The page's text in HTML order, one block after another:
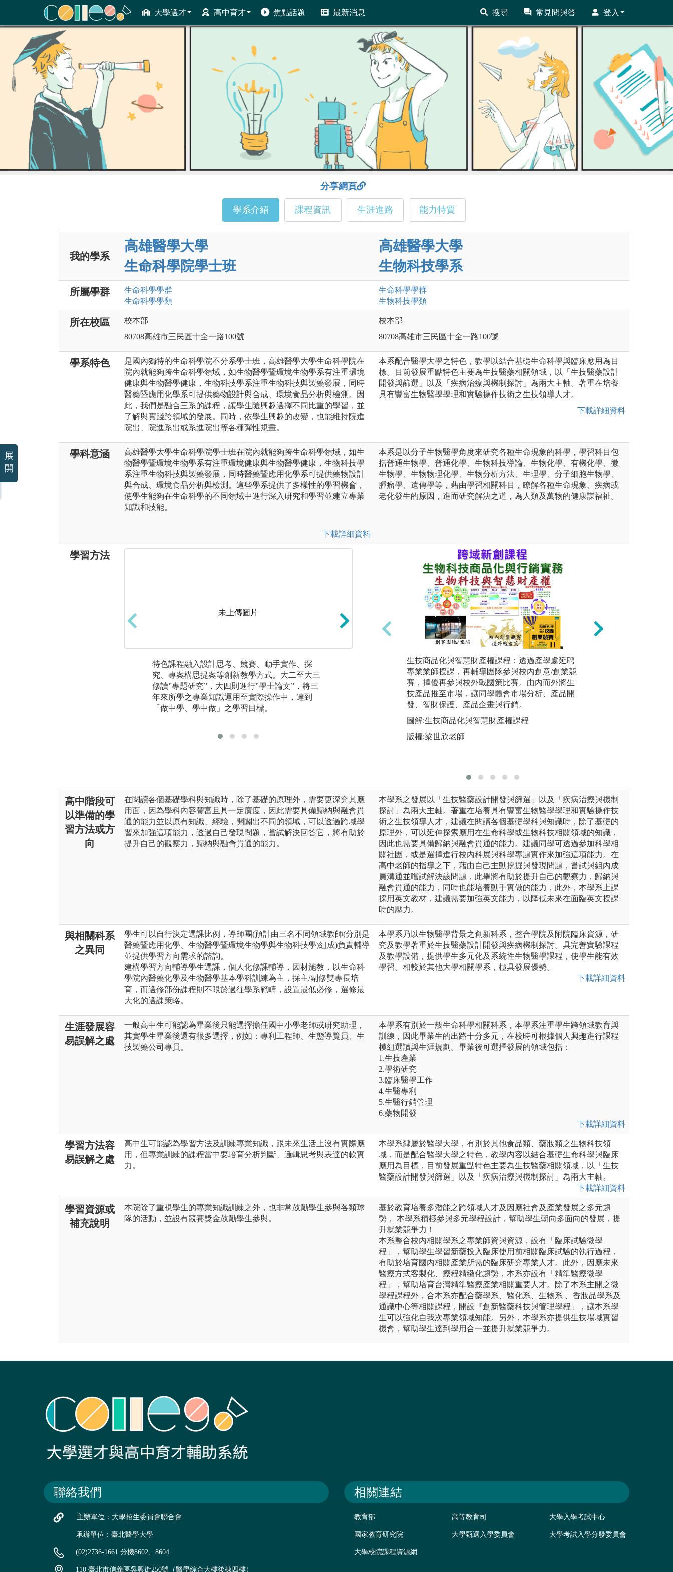
大學選才 高中育才 焦點話題 最新消息 搜尋 常見問與答 登入
ColleGo! 大學選才與高中育才輔助系統
分享網頁
學系介紹 課程資訊 生涯進路 能力特質
我的學系
高雄醫學大學
生命科學院學士班
高雄醫學大學
生物科技學系
所屬學群 生命科學學群
生命科學學類
生命科學學群
生物科技學類
所在校區
校本部
80708高雄市三民區十全一路100號
校本部
80708高雄市三民區十全一路100號
學系特色
是國內獨特的生命科學院不分系學士班，高雄醫學大學生命科學院在
院內就能夠跨生命科學領域，如生物醫學暨環境生物學系有注重環境
健康與生物醫學健康，生物科技學系注重生物科技與製藥發展，同時
醫藥暨應用化學系可提供藥物設計與合成、環境食品分析與檢測。因
此，我們是融合三系的課程，讓學生隨興趣選擇不同比重的學習，並
了解與實踐跨領域的發展。同時，依學生興趣的改變，也能維持院進
院出、院進系出或系進院出等各種彈性規畫。
本系配合醫學大學之特色，教學以結合基礎生命科學與臨床應用為目
標。目前發展重點特色主要為生技醫藥相關領域，以「生技醫藥設計
開發與篩選」以及「疾病治療與機制探討」為兩大主軸。著重在培養
具有豐富生物醫學學理和實驗操作技術之生技領導人才。
下載詳細資料
學科意涵
高雄醫學大學生命科學院學士班在院內就能夠跨生命科學領域，如生
物醫學暨環境生物學系有注重環境健康與生物醫學健康，生物科技學
系注重生物科技與製藥發展，同時醫藥暨應用化學系可提供藥物設計
與合成、環境食品分析與檢測。這些學系提供了多樣性的學習機會，
使學生能夠在生命科學的不同領域中進行深入研究和學習並建立專業
知識和技能。
下載詳細資料
本系是以分子生物醫學角度來研究各種生命現象的科學，學習科目包
括普通生物學、普通化學、生物科技導論、生物化學、有機化學、微
生物學、生物物理化學、生物分析方法、生理學、分子細胞生物學、
腫瘤學、遺傳學等，藉由學習相關科目，瞭解各種生命現象、疾病或
老化發生的原因，進而研究解決之道，為人類及萬物的健康謀福祉。
學習方法
未上傳圖片
特色課程融入設計思考、競賽、動手實作、探
究、專案構思提案等創新教學方式。大二至大三
修讀”專題研究”，大四則進行”學士論文”，將三
年來所學之專業知識運用至實際操作中，達到
「做中學、學中做」之學習目標。
未上傳圖片
實作課程（大二大三專題研究、大四學士論文）
設計，讓學生「做中學、學中做」，提升學習動
機，培養解決問題、獨立思考、團隊合作與主動
學習等能力。
生技商品化與智慧財產權課程：透過產學處延聘
專業業師授課，再輔導團隊參與校內創意/創業競
賽，擇優再參與校外戰國策比賽。由內而外將生
技產品推至市場，讓同學體會市場分析、產品開
發、智財保護、產品企畫與行銷。
圖解:生技商品化與智慧財產權課程
版權:梁世欣老師
高中階段可
以準備的學
習方法或方
向
在閱讀各個基礎學科與知識時，除了基礎的原理外，需要更深究其應
用面，因為學科內容豐富且具一定廣度，因此需要具備歸納與融會貫
通的能力並以原有知識、經驗，開闢出不同的領域，可以透過跨域學
習來加強這項能力，透過自己發現問題，嘗試解決回答它，將有助於
提升自己的觀察力，歸納與融會貫通的能力。
本學系之發展以「生技醫藥設計開發與篩選」以及「疾病治療與機制
探討」為兩大主軸。著重在培養具有豐富生物醫學學理和實驗操作技
術之生技領導人才，建議在閱讀各個基礎學科與知識時，除了基礎的
原理外，可以延伸探索應用在生命科學或生物科技相關領域的知識，
因此也需要具備歸納與融會貫通的能力。建議同學可透過參加科學相
關社團，或是選擇進行校內科展與科學專題實作來加強這項能力。在
高中老師的指導之下，藉由自己主動挖掘與發現問題，嘗試與組內成
員溝通並嚐試解決該問題，此舉將有助於提升自己的觀察力，歸納與
融會貫通的能力，同時也能培養動手實做的能力，此外，本學系上課
採用英文教材，建議需要加強英文能力，以降低未來在面臨英文授課
時的壓力。
與相關科系
之異同
學生可以自行決定選課比例，導師團(預計由三名不同領域教師(分別是
醫藥暨應用化學、生物醫學暨環境生物學與生物科技學)組成)負責輔導
並提供學習方向需求的諮詢。
建構學習方向輔導學生選課，個人化修課輔導，因材施教，以生命科
學院內醫藥化學及生物醫學基本學科訓練為主，採主/副修雙專長培
育，而選修部份課程則不限於過往學系範疇，設置最低必修，選修最
大化的選課策略。
本學系乃以生物醫學背景之創新科系，整合學院及附院臨床資源，研
究及教學著重於生技醫藥設計開發與疾病機制探討。具完善實驗課程
及教學設備，提供學生多元化及系統性生物醫學課程，使學生能有效
學習。相較於其他大學相關學系，極具發展優勢。
下載詳細資料
生涯發展容
易誤解之處
一般高中生可能認為畢業後只能選擇擔任國中小學老師或研究助理，
其實學生畢業後還有很多選擇，例如：專利工程師、生態導覽員、生
技製藥公司專員。
本學系有別於一般生命科學相關科系，本學系注重學生跨領域教育與
訓練，因此畢業生的出路十分多元，在校時可根據個人興趣進行課程
模組選讀與生涯規劃。畢業後可選擇發展的領域包括：
1.生技產業
2.學術研究
3.臨床醫學工作
4.生醫專利
5.生醫行銷管理
6.藥物開發
下載詳細資料
學習方法容
易誤解之處
高中生可能認為學習方法及訓練專業知識，跟未來生活上沒有實際應
用，但專業訓練的課程當中要培育分析判斷、邏輯思考與表達的軟實
力。
本學系隸屬於醫學大學，有別於其他食品類、藥妝類之生物科技領
域，而是配合醫學大學之特色，教學內容以結合基礎生命科學與臨床
應用為目標，目前發展重點特色主要為生技醫藥相關領域，以「生技
醫藥設計開發與篩選」以及「疾病治療與機制探討」為兩大主軸。
下載詳細資料
學習資源或
補充說明
本院除了重視學生的專業知識訓練之外，也非常鼓勵學生參與各類球
隊的活動，並設有競賽獎金鼓勵學生參與。
基於教育培養多潛能之跨領域人才及因應社會及產業發展之多元趨
勢， 本學系積極參與多元學程設計，幫助學生朝向多面向的發展，提
升就業競爭力！
本系整合校內相關學系之專業師資與資源，設有「臨床試驗微學
程」，幫助學生學習新藥投入臨床使用前相關臨床試驗的執行過程，
有助於培育國內相關產業所需的臨床研究專業人才。此外，因應未來
醫療方式客製化、療程精緻化趨勢，本系亦設有「精準醫療微學
程」，幫助培育台灣精準醫療產業相關重要人才。除了本系主開之微
學程課程外，合本系亦配合藥學系、醫化系、生物系 、香妝品學系及
通識中心等相關課程，開設『創新醫藥科技與管理學程」，讓本系學
生可以強化自我次專業領域知能。另外，本學系亦提供生技場域實習
機會，幫助學生達到學用合一並提升就業競爭力。
聯絡我們
主辦單位：大學招生委員會聯合會
承辦單位：臺北醫學大學
(02)2736-1661 分機8602、8604
110 臺北市信義區吳興街250號（醫學綜合大樓後棟四樓）
相關連結
教育部 高等教育司 大學入學考試中心
國家教育研究院 大學甄選入學委員會 大學考試入學分發委員會
大學校院課程資源網
展
開